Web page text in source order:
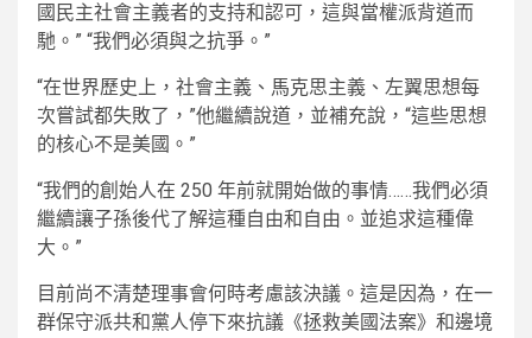
國民主社會主義者的支持和認可，這與當權派背道而
馳。” “我們必須與之抗爭。”
“在世界歷史上，社會主義、馬克思主義、左翼思想每
次嘗試都失敗了，”他繼續說道，並補充說，“這些思想
的核心不是美國。”
“我們的創始人在 250 年前就開始做的事情……我們必須
繼續讓子孫後代了解這種自由和自由。並追求這種偉
大。”
目前尚不清楚理事會何時考慮該決議。這是因為，在一
群保守派共和黨人停下來抗議《拯救美國法案》和邊境